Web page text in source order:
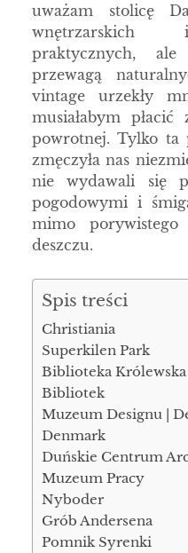
uważam stolicę
wnętrzarskich
praktycznych,
przewagą
vintage urzekły
musiałabym
powrotnej. Tylko ta
zmęczyła nas
nie wydawali się
pogodowymi i
mimo
deszczu.
Spis treści
Christiania
Superkilen Park
Biblioteka
Bibliotek
Muzeum Designu |
Denmark
Duńskie Centrum
Muzeum Pracy
Nyboder
Grób Andersena
Pomnik Syrenki